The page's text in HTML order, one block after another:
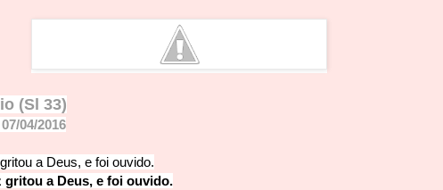
(Sl 33)
04/2016
a Deus, e foi ouvido.
gritou a Deus, e foi ouvido.